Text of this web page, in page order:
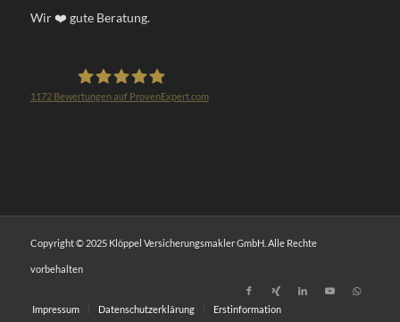
Wir❤️ gute Beratung.
1172Bewertungen auf ProvenExpert.com
Copyright © 2025 Klöppel Versicherungsmakler GmbH. Alle Rechte
vorbehalten
Impressum Datenschutzerklärung Erstinformation